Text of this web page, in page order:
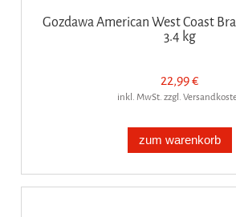
Gozdawa American West Coast
3.4 kg
22,99 €
inkl. MwSt. zzgl.
zum warenkorb